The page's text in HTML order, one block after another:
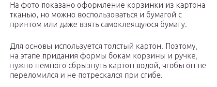
На фото показано оформление корзинки из картона
тканью, но можно воспользоваться и бумагой с
принтом или даже взять самоклеящуюся бумагу.
Для основы используется толстый картон. Поэтому,
на этапе придания формы бокам корзины и ручке,
нужно немного сбрызнуть картон водой, чтобы он не
переломился и не потрескался при сгибе.